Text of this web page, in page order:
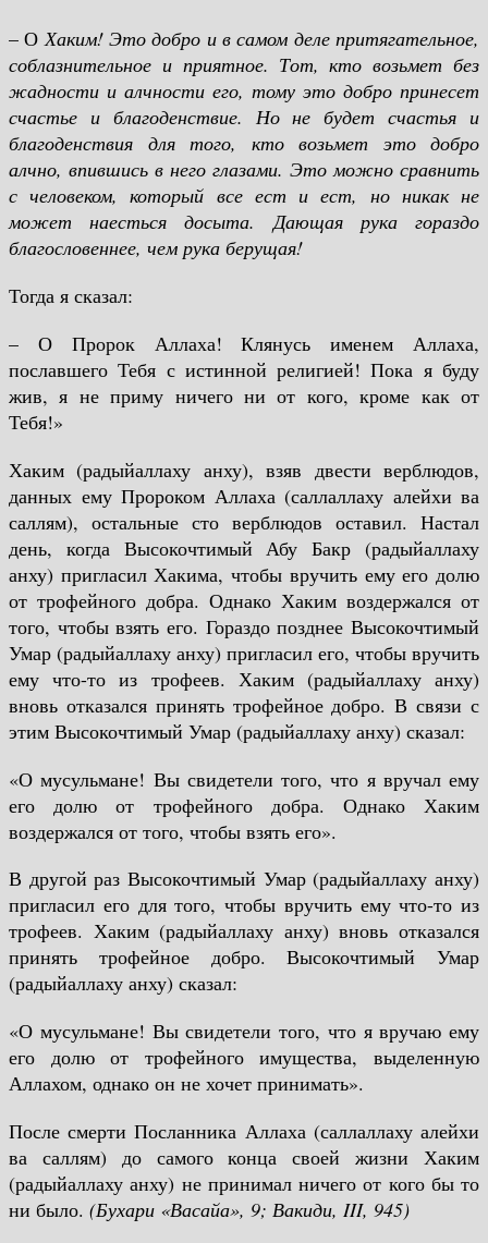
– О Хаким! Это добро и в самом деле притягательное,
соблазнительное и приятное. Тот, кто возьмет без
жадности и алчности его, тому это добро принесет
счастье и благоденствие. Но не будет счастья и
благоденствия для того, кто возьмет это добро
алчно, впившись в него глазами. Это можно сравнить
с человеком, который все ест и ест, но никак не
может наесться досыта. Дающая рука гораздо
благословеннее, чем рука берущая!
Тогда я сказал:
– О Пророк Аллаха! Клянусь именем Аллаха,
пославшего Тебя с истинной религией! Пока я буду
жив, я не приму ничего ни от кого, кроме как от
Тебя!»
Хаким (радыйаллаху анху), взяв двести верблюдов,
данных ему Пророком Аллаха (саллаллаху алейхи ва
саллям), остальные сто верблюдов оставил. Настал
день, когда Высокочтимый Абу Бакр (радыйаллаху
анху) пригласил Хакима, чтобы вручить ему его долю
от трофейного добра. Однако Хаким воздержался от
того, чтобы взять его. Гораздо позднее Высокочтимый
Умар (радыйаллаху анху) пригласил его, чтобы вручить
ему что-то из трофеев. Хаким (радыйаллаху анху)
вновь отказался принять трофейное добро. В связи с
этим Высокочтимый Умар (радыйаллаху анху) сказал:
«О мусульмане! Вы свидетели того, что я вручал ему
его долю от трофейного добра. Однако Хаким
воздержался от того, чтобы взять его».
В другой раз Высокочтимый Умар (радыйаллаху анху)
пригласил его для того, чтобы вручить ему что-то из
трофеев. Хаким (радыйаллаху анху) вновь отказался
принять трофейное добро. Высокочтимый Умар
(радыйаллаху анху) сказал:
«О мусульмане! Вы свидетели того, что я вручаю ему
его долю от трофейного имущества, выделенную
Аллахом, однако он не хочет принимать».
После смерти Посланника Аллаха (саллаллаху алейхи
ва саллям) до самого конца своей жизни Хаким
(радыйаллаху анху) не принимал ничего от кого бы то
ни было. (Бухари «Васайа», 9; Вакиди, III, 945)